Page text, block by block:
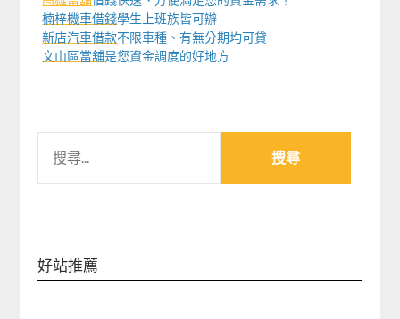
楠梓機車借錢學生上班族皆可辦
新店汽車借款不限車種、有無分期均可貸
文山區當舖是您資金調度的好地方
關
好站推薦